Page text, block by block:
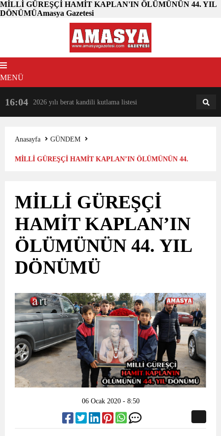
MİLLİ GÜREŞÇİ HAMİT KAPLAN'IN ÖLÜMÜNÜN 44. YIL
DÖNÜMÜAmasya Gazetesi
MENÜ
16:04 2026 yılı berat kandili kutlama listesi 18:31
Anasayfa
GÜNDEM
MİLLİ GÜREŞÇİ HAMİT KAPLAN’IN ÖLÜMÜNÜN 44.
MİLLİ GÜREŞÇİ
HAMİT KAPLAN’IN
ÖLÜMÜNÜN 44. YIL
DÖNÜMÜ
06 Ocak 2020 - 8:50